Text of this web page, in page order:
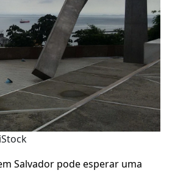
Salvador pode esperar uma